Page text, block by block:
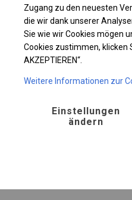
Zugang zu den neuesten
die wir dank unserer
Sie wie wir Cookies mögen
Cookies zustimmen, klicken
AKZEPTIEREN“.
Weitere Informationen zur
Einstellungen
ändern